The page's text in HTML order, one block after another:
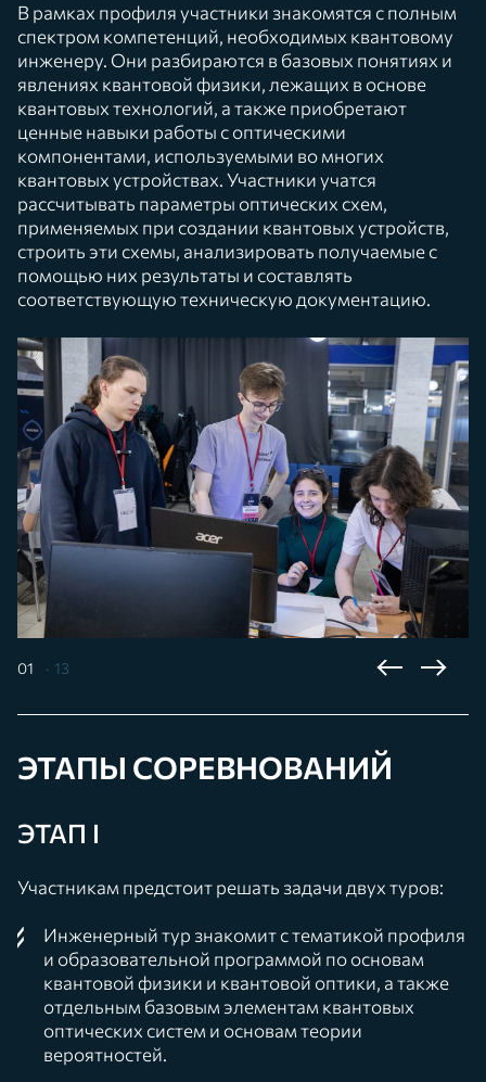
В рамках профиля участники знакомятся с полным
спектром компетенций, необходимых квантовому
инженеру. Они разбираются в базовых понятиях и
явлениях квантовой физики, лежащих в основе
квантовых технологий, а также приобретают
ценные навыки работы с оптическими
компонентами, используемыми во многих
квантовых устройствах. Участники учатся
рассчитывать параметры оптических схем,
применяемых при создании квантовых устройств,
строить эти схемы, анализировать получаемые с
помощью них результаты и составлять
соответствующую техническую документацию.
01 13
ЭТАПЫ СОРЕВНОВАНИЙ
ЭТАП I
Участникам предстоит решать задачи двух туров:
Инженерный тур знакомит с тематикой профиля
и образовательной программой по основам
квантовой физики и квантовой оптики, а также
отдельным базовым элементам квантовых
оптических систем и основам теории
вероятностей.